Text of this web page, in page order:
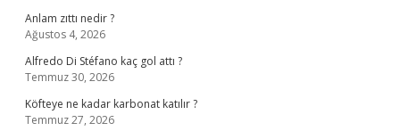
Anlam zıttı nedir ?
Ağustos 4, 2026
Alfredo Di Stéfano kaç gol attı ?
Temmuz 30, 2026
Köfteye ne kadar karbonat katılır ?
Temmuz 27, 2026